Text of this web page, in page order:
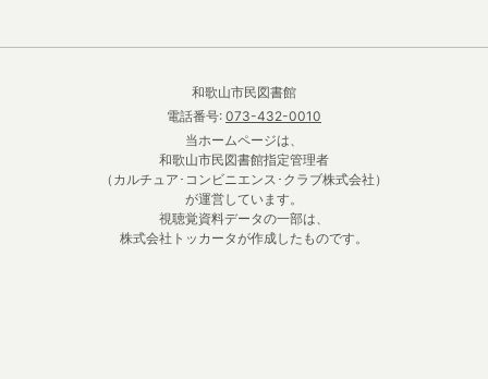
和歌山市民図書館
電話番号: 073-432-0010
当ホームページは、
和歌山市民図書館指定管理者
（カルチュア･コンビニエンス･クラブ株式会社）
が運営しています。
視聴覚資料データの一部は、
株式会社トッカータが作成したものです。